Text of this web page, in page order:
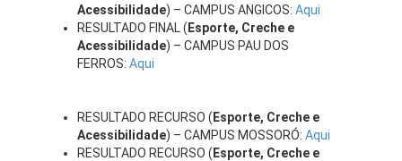
Acessibilidade) – CAMPUS ANGICOS: Aqui
RESULTADO FINAL ( Esporte, Creche e
Acessibilidade) – CAMPUS PAU DOS
FERROS: Aqui
RESULTADO RECURSO ( Esporte, Creche e
Acessibilidade) – CAMPUS MOSSORÓ: Aqui
RESULTADO RECURSO ( Esporte, Creche e